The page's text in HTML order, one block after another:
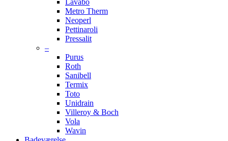
Lavabo
Metro Therm
Neoperl
Pettinaroli
Pressalit
–
Purus
Roth
Sanibell
Termix
Toto
Unidrain
Villeroy & Boch
Vola
Wavin